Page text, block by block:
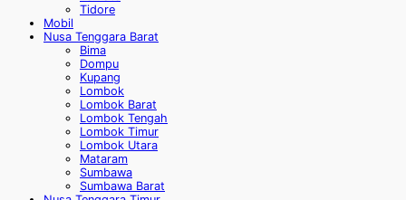
Tidore
Mobil
Nusa Tenggara Barat
Bima
Dompu
Kupang
Lombok
Lombok Barat
Lombok Tengah
Lombok Timur
Lombok Utara
Mataram
Sumbawa
Sumbawa Barat